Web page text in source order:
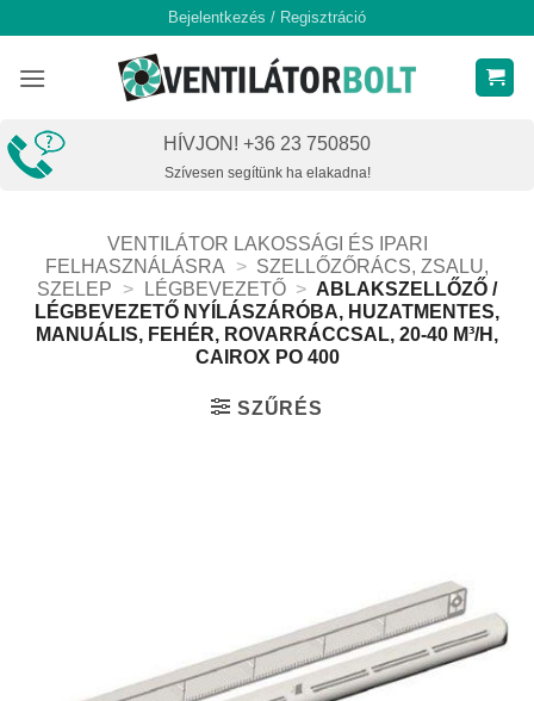
content
Bejelentkezés / Regisztráció
HÍVJON! +36 23 750850
Szívesen segítünk ha elakadna!
VENTILÁTOR LAKOSSÁGI ÉS IPARI
FELHASZNÁLÁSRA
> SZELLŐZŐRÁCS, ZSALU,
SZELEP
> LÉGBEVEZETŐ > ABLAKSZELLŐZŐ /
LÉGBEVEZETŐ NYÍLÁSZÁRÓBA, HUZATMENTES,
MANUÁLIS, FEHÉR, ROVARRÁCCSAL, 20-40 M³/H,
CAIROX PO 400
SZŰRÉS